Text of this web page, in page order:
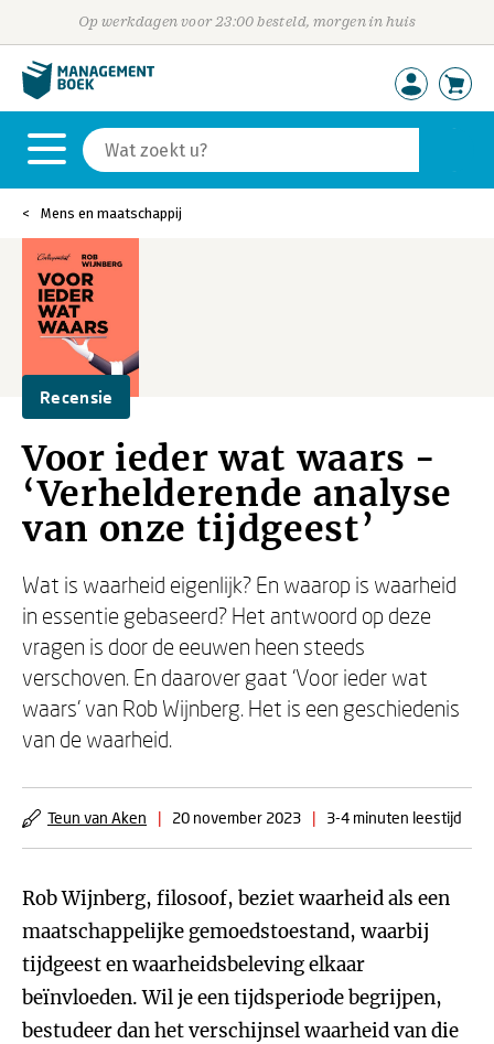
Op werkdagen voor 23:00 besteld, morgen in huis
Mens en maatschappij
Recensie
Voor ieder wat waars -
‘Verhelderende analyse
van onze tijdgeest’
Wat is waarheid eigenlijk? En waarop is waarheid
in essentie gebaseerd? Het antwoord op deze
vragen is door de eeuwen heen steeds
verschoven. En daarover gaat ‘Voor ieder wat
waars’ van Rob Wijnberg. Het is een geschiedenis
van de waarheid.
Teun van Aken | 20 november 2023 | 3-4 minuten leestijd
Rob Wijnberg, filosoof, beziet waarheid als een
maatschappelijke gemoedstoestand, waarbij
tijdgeest en waarheidsbeleving elkaar
beïnvloeden. Wil je een tijdsperiode begrijpen,
bestudeer dan het verschijnsel waarheid van die